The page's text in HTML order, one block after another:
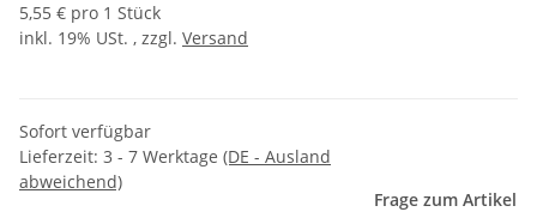
5,55 € pro 1 Stück
inkl. 19% USt. , zzgl. Versand
Sofort verfügbar
Lieferzeit: 3 - 7 Werktage (DE - Ausland
abweichend)
Frage zum Artikel